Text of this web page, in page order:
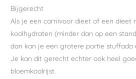
Bijgerecht
Als je een carnivoor dieet of een dieet
koolhydraten (minder dan op een
dan kan je een grotere portie stuffado
Je kan dit gerecht echter ook heel
bloemkoolrijst.